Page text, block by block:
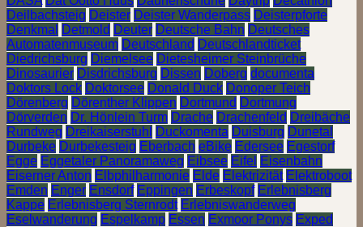
Deilbachsteig Deister Deister Wanderpass Deisterpforte
Denkmal
Detmold Deuter Deutsche Bahn Deutsches
Automatenmuseum Deutschland Deutschlandticket
Diedrichsburg Diemelsee Dietesheimer Steinbrüche
Dinosaurier Disdrichsburg Dissen Doberg documenta
Doktors Lock Doktorsee Donald Duck Donoper Teich
Dörenberg Dörenther Klippen Dortmund Dortmung
Dörverden Dr. Hönlein Turm Drache Drachenfeld Dreibäche
Rundweg Dreikaiserstuhl Duckomenta Duisburg Dunetal
Durbeke Durbekesteig Eberbach eBike Edersee Egestorf
Egge Eggetaler Panoramaweg Eibsee Eifel Eisenbahn
Eiserner Anton Elbphilharmonie Elde Elektrizität Elektroboot
Emden Enger Ensdorf Eppingen Erbeskopf Erlebnisberg
Kappe Erlebnisberg Sternrodt Erlebniswanderweg
Eselwanderung Espelkamp Essen Exmoor Ponys Exped